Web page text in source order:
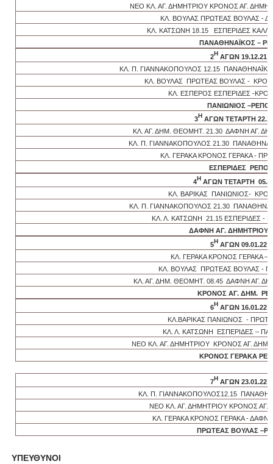
ΝΕΟ ΚΛ. ΑΓ. ΔΗΜΗΤΡΙΟΥ ΚΡΟΝΟΣ ΑΓ.
ΚΛ. ΒΟΥΛΑΣ ΠΡΩΤΕΑΣ ΒΟΥΛΑΣ -
ΚΛ. ΚΑΤΣΩΝΗ 18.15 ΕΣΠΕΡΙΔΕΣ
ΠΑΝΑΘΗΝΑΪΚΟΣ –
2Η ΑΓΩΝ 19.12.21
ΚΛ. Π. ΓΙΑΝΝΑΚΟΠΟΥΛΟΣ 12.15
ΚΛ. ΒΟΥΛΑΣ ΠΡΩΤΕΑΣ ΒΟΥΛΑΣ -
ΚΛ. ΕΣΠΕΡΟΣ ΕΣΠΕΡΙΔΕΣ -
ΠΑΝΙΩΝΙΟΣ –ΡΕΠΟ
3ΗΑΓΩΝ ΤΕΤΑΡΤΗ
ΚΛ. ΑΓ. ΔΗΜ. ΘΕΟΜΗΤ. 21.30 ΔΑΦΝΗ ΑΓ.
ΚΛ. Π. ΓΙΑΝΝΑΚΟΠΟΥΛΟΣ 21.30
ΚΛ. ΓΕΡΑΚΑ ΚΡΟΝΟΣ ΓΕΡΑΚΑ -
ΕΣΠΕΡΙΔΕΣ ΡΕΠΟ
4Η ΑΓΩΝ ΤΕΤΑΡΤΗ
ΚΛ. ΒΑΡΙΚΑΣ ΠΑΝΙΩΝΙΟΣ-
ΚΛ. Π. ΓΙΑΝΝΑΚΟΠΟΥΛΟΣ 21.30
ΚΛ. Λ. ΚΑΤΣΩΝΗ 21.15 ΕΣΠΕΡΙΔΕΣ -
ΔΑΦΝΗ ΑΓ. ΔΗΜΗΤΡΙΟΥ
5Η ΑΓΩΝ 09.01.22
ΚΛ. ΓΕΡΑΚΑ ΚΡΟΝΟΣ ΓΕΡΑΚΑ –
ΚΛ. ΒΟΥΛΑΣ ΠΡΩΤΕΑΣ ΒΟΥΛΑΣ -
ΚΛ. ΑΓ. ΔΗΜ. ΘΕΟΜΗΤ. 08.45 ΔΑΦΝΗ ΑΓ.
ΚΡΟΝΟΣ ΑΓ. ΔΗΜ.
6Η ΑΓΩΝ 16.01.22
ΚΛ.ΒΑΡΙΚΑΣ ΠΑΝΙΩΝΟΣ -
ΚΛ. Λ. ΚΑΤΣΩΝΗ ΕΣΠΕΡΙΔΕΣ –
ΝΕΟ ΚΛ. ΑΓ. ΔΗΜΗΤΡΙΟΥ ΚΡΟΝΟΣ ΑΓ. ΔΗΜ.
ΚΡΟΝΟΣ ΓΕΡΑΚΑ
7Η ΑΓΩΝ 23.01.22
ΚΛ. Π. ΓΙΑΝΝΑΚΟΠΟΥΛΟΣ12.15
ΝΕΟ ΚΛ. ΑΓ. ΔΗΜΗΤΡΙΟΥ ΚΡΟΝΟΣ ΑΓ.
ΚΛ. ΓΕΡΑΚΑ ΚΡΟΝΟΣ ΓΕΡΑΚΑ -
ΠΡΩΤΕΑΣ ΒΟΥΛΑΣ
ΥΠΕΥΘΥΝΟΙ